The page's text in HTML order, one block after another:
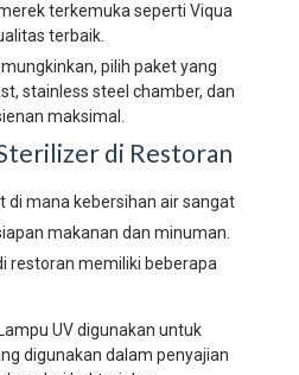
terkemuka seperti Viqua
terbaik.
pilih paket yang
stainless steel chamber, dan
maksimal.
di Restoran
di mana kebersihan air sangat
makanan dan minuman.
restoran memiliki beberapa
Lampu UV digunakan untuk
digunakan dalam penyajian